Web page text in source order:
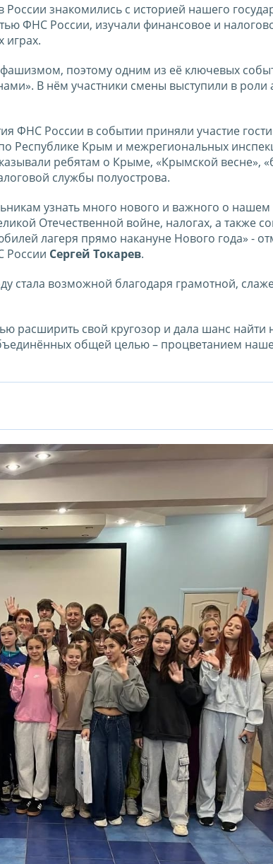
знакомились с историей нашего
ФНС России, изучали финансовое и
играх.
поэтому одним из её ключевых
В нём участники смены выступили в роли
ФНС России в событии приняли участие
Республике Крым и межрегиональных
ребятам о Крыме, «Крымской весне»,
службы полуострова.
узнать много нового и важного о нашем
Отечественной войне, налогах, а также
лагеря прямо накануне Нового года» -
России Сергей Токарев.
стала возможной благодаря грамотной,
расширить свой кругозор и дала шанс найти
общей целью – процветанием